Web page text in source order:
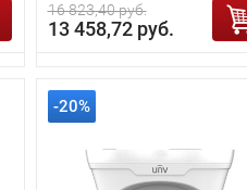
16 823,40 руб.
13 458,72 руб.
-20%